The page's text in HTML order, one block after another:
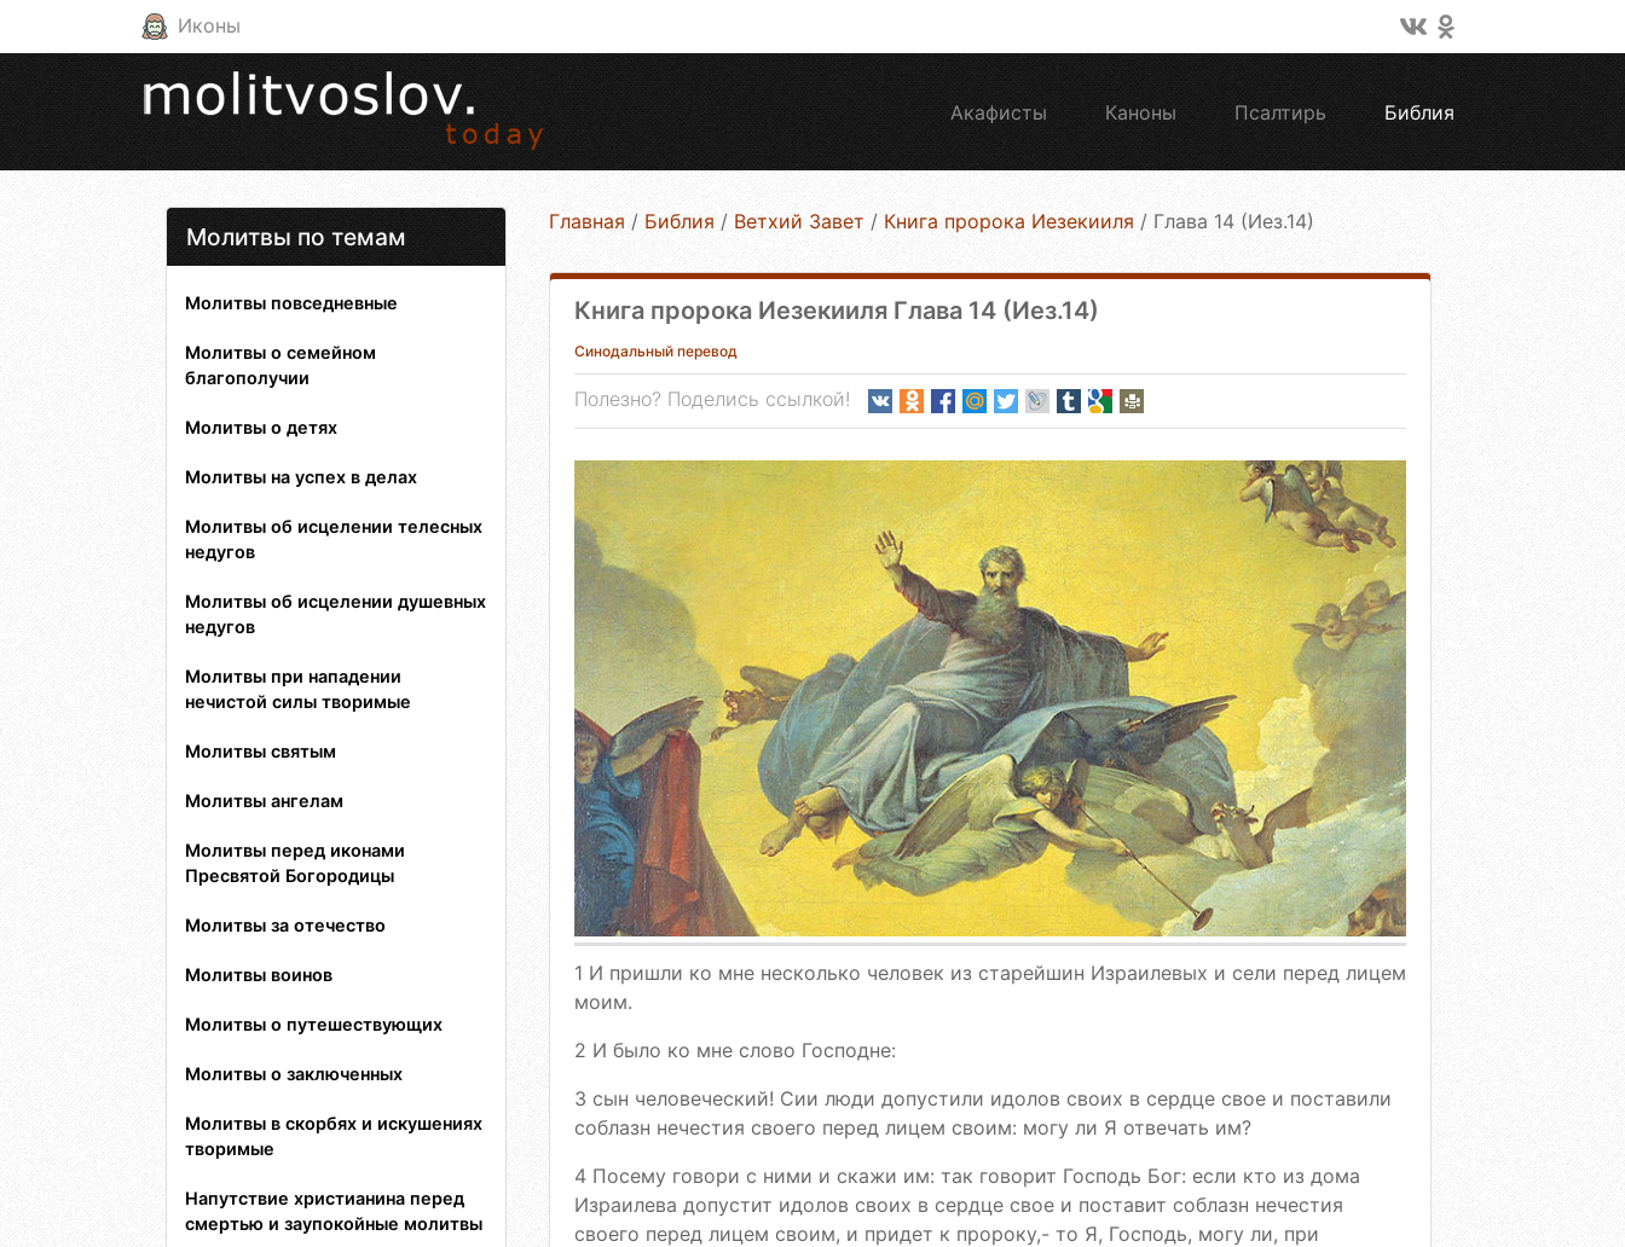
Иконы
Акафисты Каноны Псалтирь Библия
Молитвы по темам
Молитвы повседневные
Молитвы о семейном
благополучии
Молитвы о детях
Молитвы на успех в делах
Молитвы об исцелении телесных
недугов
Молитвы об исцелении душевных
недугов
Молитвы при нападении
нечистой силы творимые
Молитвы святым
Молитвы ангелам
Молитвы перед иконами
Пресвятой Богородицы
Молитвы за отечество
Молитвы воинов
Молитвы о путешествующих
Молитвы о заключенных
Молитвы в скорбях и искушениях
творимые
Напутствие христианина перед
смертью и заупокойные молитвы
Главная / Библия / Ветхий Завет / Книга пророка Иезекииля / Глава 14 (Иез.14)
Книга пророка Иезекииля Глава 14 (Иез.14)
Синодальный перевод
Полезно? Поделись ссылкой!
1 И пришли ко мне несколько человек из старейшин Израилевых и сели перед лицем
моим.
2 И было ко мне слово Господне:
3 сын человеческий! Сии люди допустили идолов своих в сердце свое и поставили
соблазн нечестия своего перед лицем своим: могу ли Я отвечать им?
4 Посему говори с ними и скажи им: так говорит Господь Бог: если кто из дома
Израилева допустит идолов своих в сердце свое и поставит соблазн нечестия
своего перед лицем своим, и придет к пророку,- то Я, Господь, могу ли, при